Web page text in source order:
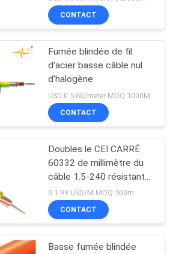
CONTACT
Fumée blindée de fil
d'acier basse câble nul
d'halogène
USD 0.5-60/meter MOQ:1000M
CONTACT
Doubles le CEI CARRÉ
60332 de millimètre du
câble 1.5-240 résistants
au feu du noyau 0,6/1KV
LSOH
0.1-99 USD/M MOQ:500m
CONTACT
Basse fumée blindée